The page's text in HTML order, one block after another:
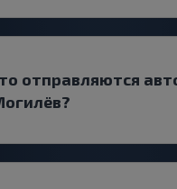
отправляются